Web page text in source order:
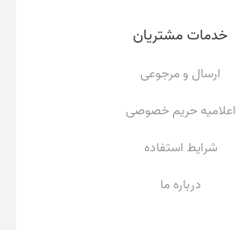
خدمات مشتریان
ارسال و مرجوعی
اعلامیه حریم خصوصی
شرایط استفاده
درباره ما